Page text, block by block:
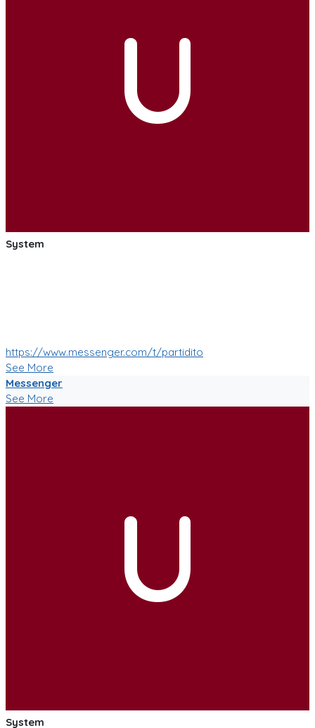
U
System
https://www.messenger.com/t/partidito
See More
Messenger
See More
U
System